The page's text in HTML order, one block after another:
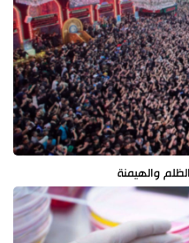
والهيمنة